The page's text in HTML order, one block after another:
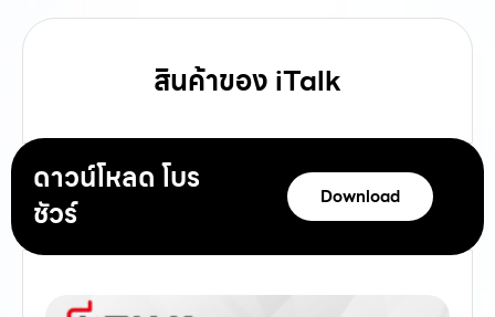
สินค้าของ iTalk
ดาวน์โหลด โบร
ชัวร์
Download